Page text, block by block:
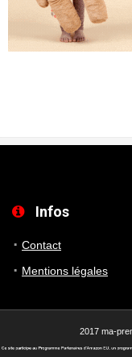
Infos
Contact
Mentions légales
2017 ma-